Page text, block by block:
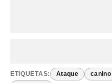
ETIQUETAS: Ataque canino